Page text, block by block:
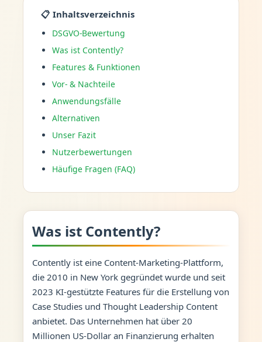
📋 Inhaltsverzeichnis
DSGVO-Bewertung
Was ist Contently?
Features & Funktionen
Vor- & Nachteile
Anwendungsfälle
Alternativen
Unser Fazit
Nutzerbewertungen
Häufige Fragen (FAQ)
Was ist Contently?
Contently ist eine Content-Marketing-Plattform,
die 2010 in New York gegründet wurde und seit
2023 KI-gestützte Features für die Erstellung von
Case Studies und Thought Leadership Content
anbietet. Das Unternehmen hat über 20
Millionen US-Dollar an Finanzierung erhalten